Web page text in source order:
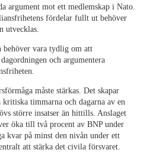
argument mot ett medlemskap i Nato.
fördelar fullt ut behöver
utvecklas.
behöver vara tydlig om att
och argumentera
måste stärkas. Det skapar
timmarna och dagarna av en
större insatser än hittills. Anslaget
öka till två procent av BNP under
kvar på minst den nivån under ett
att stärka det civila försvaret.